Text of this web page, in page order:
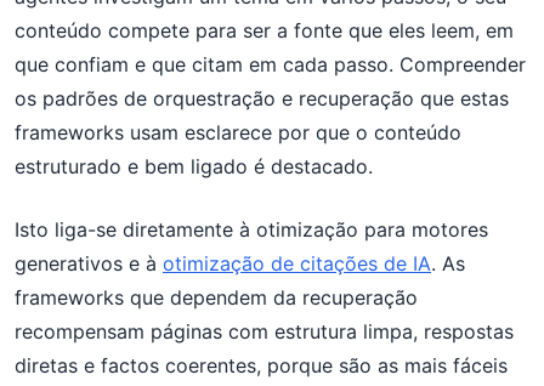
conteúdo compete para ser a fonte que eles leem, em
que confiam e que citam em cada passo. Compreender
os padrões de orquestração e recuperação que estas
frameworks usam esclarece por que o conteúdo
estruturado e bem ligado é destacado.
Isto liga-se diretamente à otimização para motores
generativos e à otimização de citações de IA. As
frameworks que dependem da recuperação
recompensam páginas com estrutura limpa, respostas
diretas e factos coerentes, porque são as mais fáceis